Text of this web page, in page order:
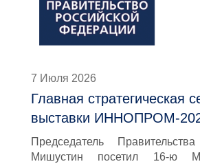
7 Июля 2026
Главная стратегическая
выставки ИННОПРОМ-
Председатель
Мишустин посетил 16-ю